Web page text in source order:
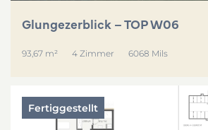
Glungezerblick – TOP W06
93,67 m² 4 Zimmer 6068 Mils
Fertiggestellt